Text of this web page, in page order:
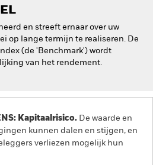
en streeft ernaar over uw
op lange termijn te realiseren. De
(de 'Benchmark') wordt
van het rendement.
Kapitaalrisico. De waarde en
kunnen dalen en stijgen, en
verliezen mogelijk hun